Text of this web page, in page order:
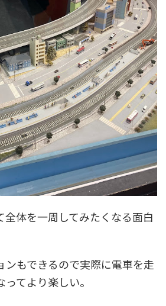
全体を一周してみたくなる面白
ンもできるので実際に電車を走
てより楽しい。